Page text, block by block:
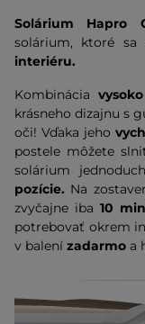
Solárium Hapro
solárium, ktoré
interiéru.
Kombinácia
krásneho dizajnu s
oči! Vďaka jeho
postele môžete
solárium
pozície. Na
zvyčajne iba 10
potrebovať okrem
v balení zadarmo a